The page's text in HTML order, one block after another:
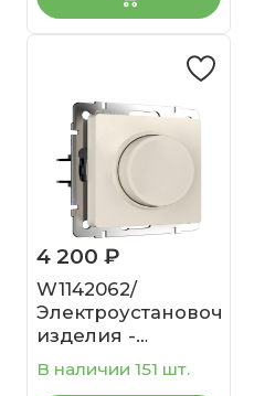
4 200 ₽
W1142062/
Электроустановочные
изделия -
Диммер (айвори
матовый)
В наличии 151 шт.